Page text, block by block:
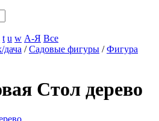
t u w А-Я Все
/Садовые фигуры /Фигура
Стол дерево